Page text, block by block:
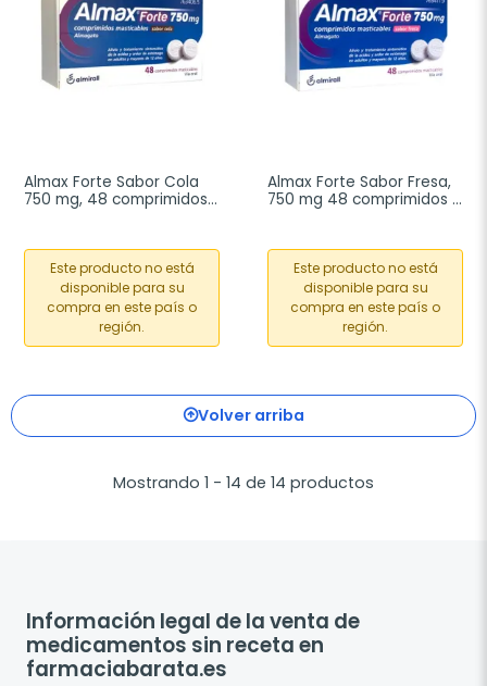
Almax Forte Sabor Cola
750 mg, 48 comprimidos
Este producto no está
disponible para su
compra en este país o
región.
Almax Forte Sabor Fresa,
750 mg 48 comprimidos
Este producto no está
disponible para su
compra en este país o
región.
Volver arriba
Mostrando 1 - 14 de 14 productos
Información legal de la venta de
medicamentos sin receta en
farmaciabarata.es